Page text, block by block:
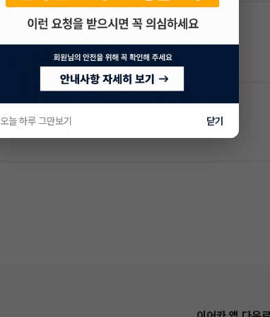
오늘 하루 그만보기 닫기